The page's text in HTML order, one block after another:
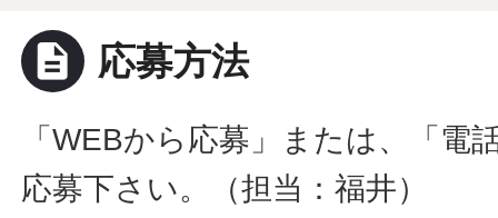
description 応募方法
「WEBから応募」または、「電
応募下さい。（担当：福井）